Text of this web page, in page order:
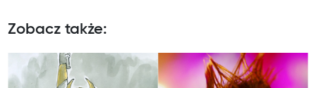
Zobacz także: